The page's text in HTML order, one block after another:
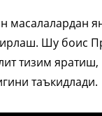
масалалардан
Шу боис
тизим
таъкидлади.